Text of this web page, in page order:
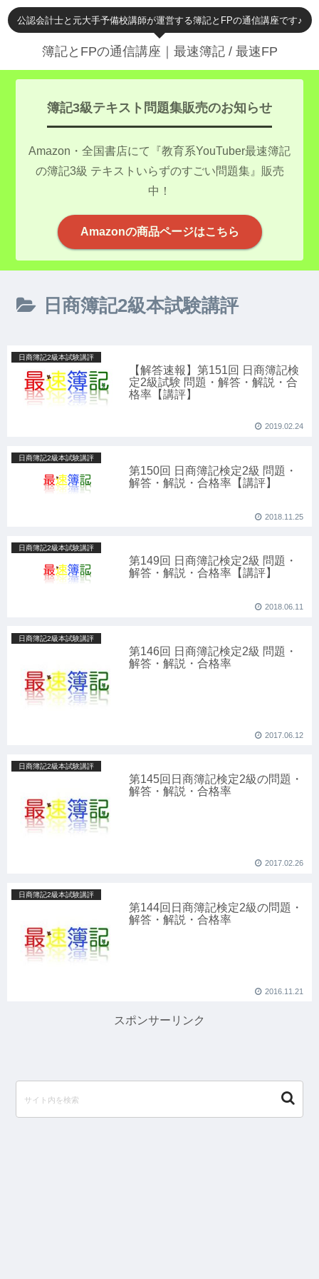
公認会計士と元大手予備校講師が運営する簿記とFPの通信講座です♪
簿記とFPの通信講座｜最速簿記 / 最速FP
簿記3級テキスト問題集販売のお知らせ
Amazon・全国書店にて『教育系YouTuber最速簿記
の簿記3級 テキストいらずのすごい問題集』販売
中！
Amazonの商品ページはこちら
日商簿記2級本試験講評
日商簿記2級本試験講評
【解答速報】第151回 日商簿記検
定2級試験 問題・解答・解説・合
格率【講評】
2019.02.24
日商簿記2級本試験講評
第150回 日商簿記検定2級 問題・
解答・解説・合格率【講評】
2018.11.25
日商簿記2級本試験講評
第149回 日商簿記検定2級 問題・
解答・解説・合格率【講評】
2018.06.11
日商簿記2級本試験講評
第146回 日商簿記検定2級 問題・
解答・解説・合格率
2017.06.12
日商簿記2級本試験講評
第145回日商簿記検定2級の問題・
解答・解説・合格率
2017.02.26
日商簿記2級本試験講評
第144回日商簿記検定2級の問題・
解答・解説・合格率
2016.11.21
スポンサーリンク